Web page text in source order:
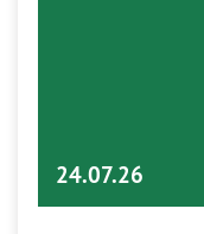
24.07.26